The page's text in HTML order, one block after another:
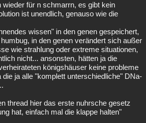
für n schmarrn, es gibt kein
ist unendlich, genauso wie die
wissen" in den genen gespeichert,
in den genen verändert sich außer
wie strahlung oder extreme situationen,
nicht... ansonsten, hätten ja die
königshäuser keine probleme
die ja alle "komplett unterschiedliche" DNa-
thread hier das erste nuhrsche gesetz
hat, einfach mal die klappe halten"